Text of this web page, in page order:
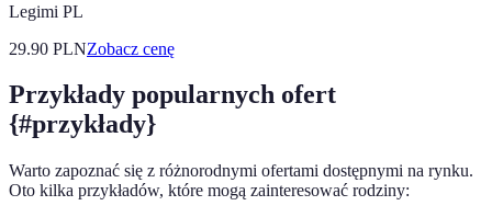
Legimi PL
29.90 PLNZobacz cenę
Przykłady popularnych ofert
{#przykłady}
Warto zapoznać się z różnorodnymi ofertami dostępnymi na rynku.
Oto kilka przykładów, które mogą zainteresować rodziny: